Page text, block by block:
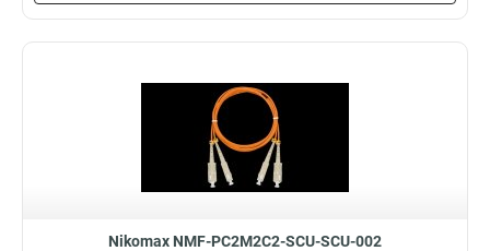
Nikomax NMF-PC2M2C2-SCU-SCU-002